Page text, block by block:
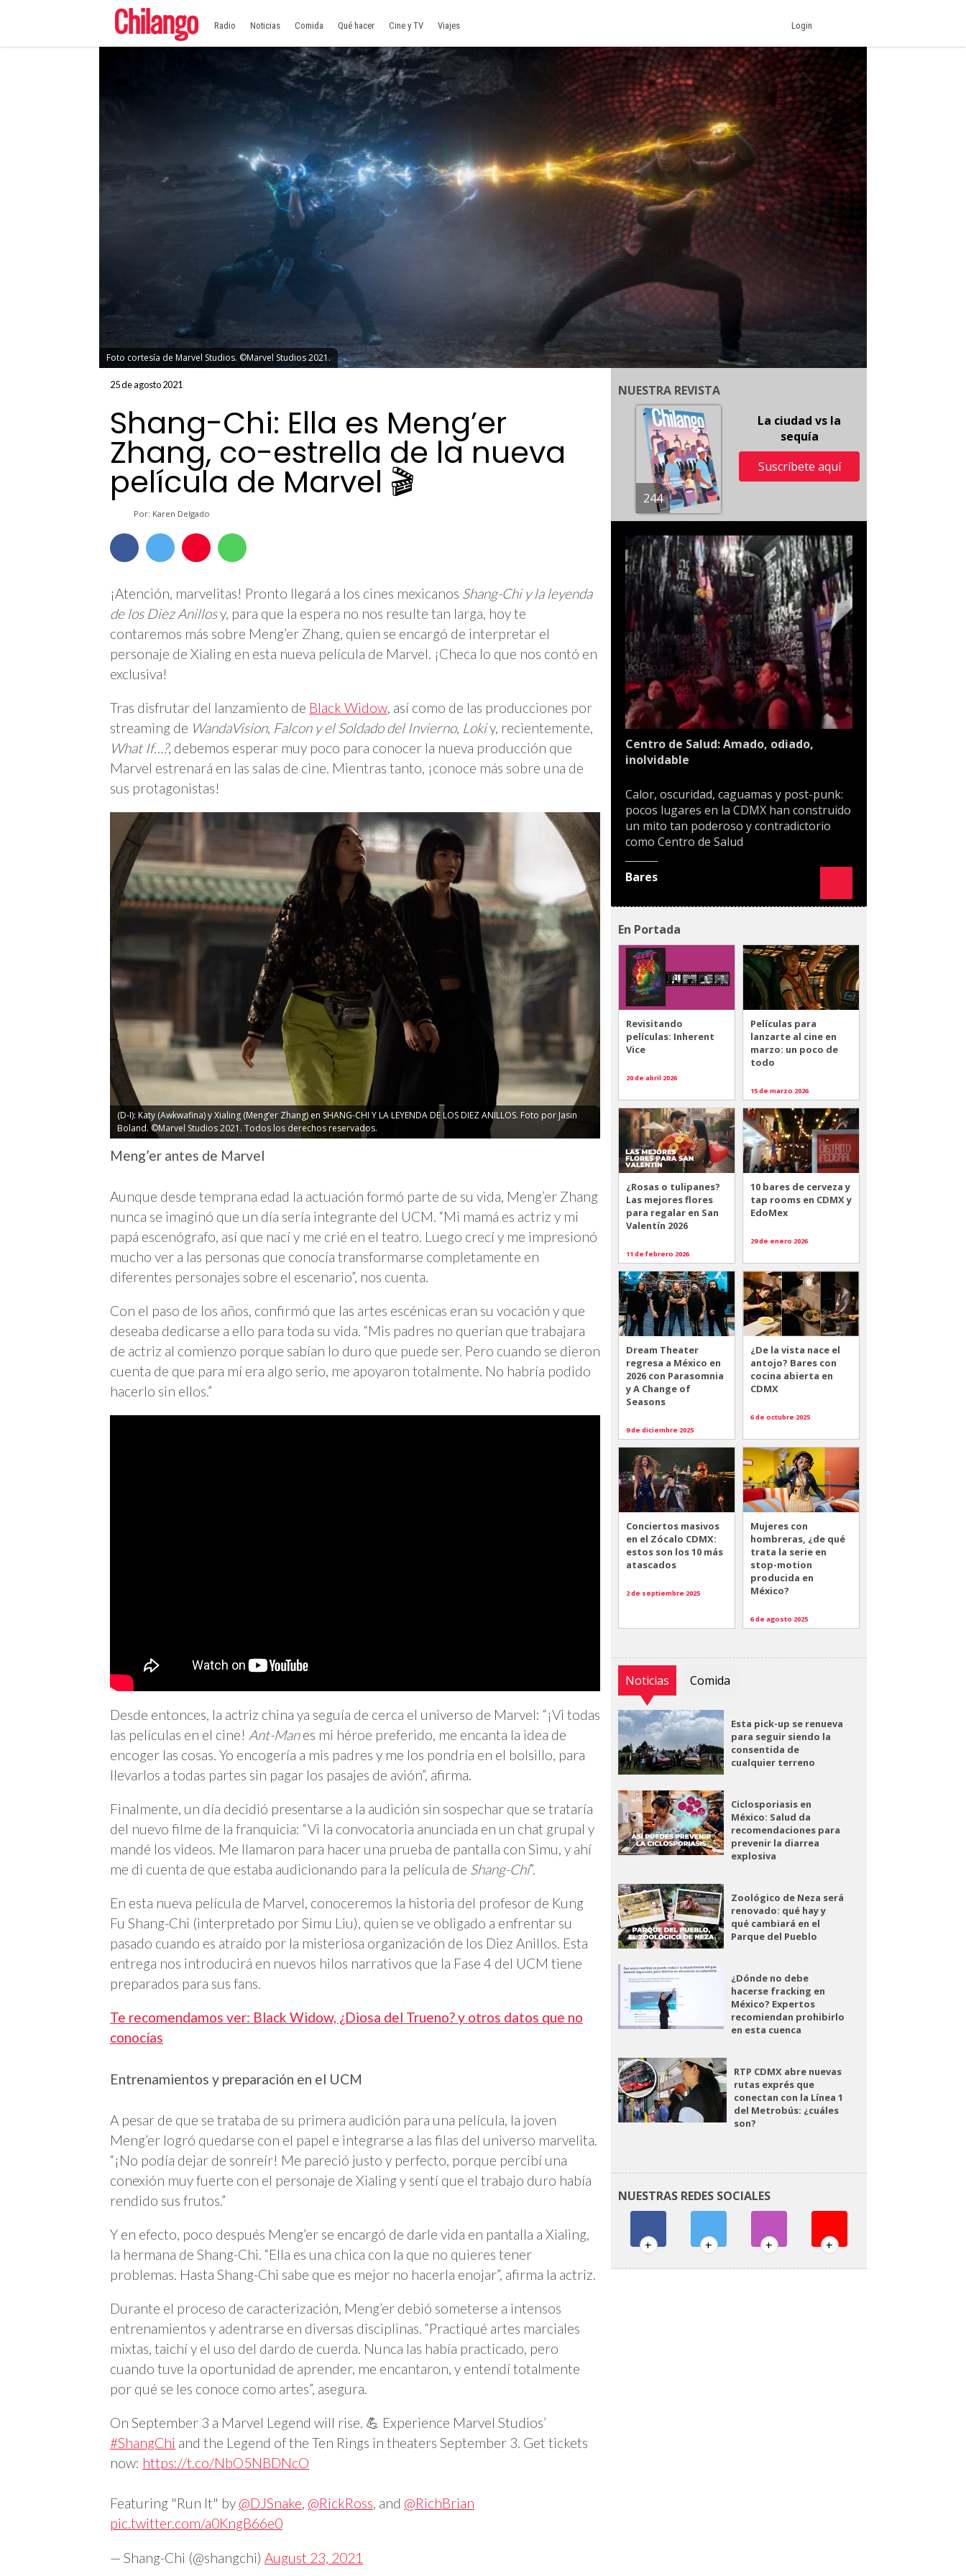
Radio Noticias Comida Qué hacer Cine y TV Viajes Login
Foto cortesía de Marvel Studios. ©Marvel Studios 2021.
25 de agosto 2021
Shang-Chi: Ella es Meng’er
Zhang, co-estrella de la nueva
película de Marvel 🎬
Por: Karen Delgado
¡Atención, marvelitas! Pronto llegará a los cines mexicanos Shang-Chi y la leyenda
de los Diez Anillosy, para que la espera no nos resulte tan larga, hoy te
contaremos más sobre Meng’er Zhang, quien se encargó de interpretar el
personaje de Xialing en esta nueva película de Marvel. ¡Checa lo que nos contó en
exclusiva!
Tras disfrutar del lanzamiento de Black Widow, así como de las producciones por
streaming de WandaVision, Falcon y el Soldado del Invierno, Lokiy, recientemente,
What If…?, debemos esperar muy poco para conocer la nueva producción que
Marvel estrenará en las salas de cine. Mientras tanto, ¡conoce más sobre una de
sus protagonistas!
(D-I): Katy (Awkwafina) y Xialing (Meng’er Zhang) en SHANG-CHI Y LA LEYENDA DE LOS DIEZ ANILLOS. Foto por Jasin
Boland. ©Marvel Studios 2021. Todos los derechos reservados.
Meng’er antes de Marvel
Aunque desde temprana edad la actuación formó parte de su vida, Meng’er Zhang
nunca se imaginó que un día sería integrante del UCM. “Mi mamá es actriz y mi
papá escenógrafo, así que nací y me crié en el teatro. Luego crecí y me impresionó
mucho ver a las personas que conocía transformarse completamente en
diferentes personajes sobre el escenario”, nos cuenta.
Con el paso de los años, confirmó que las artes escénicas eran su vocación y que
deseaba dedicarse a ello para toda su vida. “Mis padres no querían que trabajara
de actriz al comienzo porque sabían lo duro que puede ser. Pero cuando se dieron
cuenta de que para mí era algo serio, me apoyaron totalmente. No habría podido
hacerlo sin ellos.”
Desde entonces, la actriz china ya seguía de cerca el universo de Marvel: “¡Vi todas
las películas en el cine! Ant-Manes mi héroe preferido, me encanta la idea de
encoger las cosas. Yo encogería a mis padres y me los pondría en el bolsillo, para
llevarlos a todas partes sin pagar los pasajes de avión”, afirma.
Finalmente, un día decidió presentarse a la audición sin sospechar que se trataría
del nuevo filme de la franquicia: “Vi la convocatoria anunciada en un chat grupal y
mandé los videos. Me llamaron para hacer una prueba de pantalla con Simu, y ahí
me di cuenta de que estaba audicionando para la película de Shang-Chi”.
En esta nueva película de Marvel, conoceremos la historia del profesor de Kung
Fu Shang-Chi (interpretado por Simu Liu), quien se ve obligado a enfrentar su
pasado cuando es atraído por la misteriosa organización de los Diez Anillos. Esta
entrega nos introducirá en nuevos hilos narrativos que la Fase 4 del UCM tiene
preparados para sus fans.
Te recomendamos ver: Black Widow, ¿Diosa del Trueno? y otros datos que no
conocías
Entrenamientos y preparación en el UCM
A pesar de que se trataba de su primera audición para una película, la joven
Meng’er logró quedarse con el papel e integrarse a las filas del universo marvelita.
“¡No podía dejar de sonreír! Me pareció justo y perfecto, porque percibí una
conexión muy fuerte con el personaje de Xialing y sentí que el trabajo duro había
rendido sus frutos.”
Y en efecto, poco después Meng’er se encargó de darle vida en pantalla a Xialing,
la hermana de Shang-Chi. “Ella es una chica con la que no quieres tener
problemas. Hasta Shang-Chi sabe que es mejor no hacerla enojar”, afirma la actriz.
Durante el proceso de caracterización, Meng’er debió someterse a intensos
entrenamientos y adentrarse en diversas disciplinas. “Practiqué artes marciales
mixtas, taichí y el uso del dardo de cuerda. Nunca las había practicado, pero
cuando tuve la oportunidad de aprender, me encantaron, y entendí totalmente
por qué se les conoce como artes”, asegura.
On September 3 a Marvel Legend will rise. 💪 Experience Marvel Studios’
#ShangChi and the Legend of the Ten Rings in theaters September 3. Get tickets
now: https://t.co/NbO5NBDNcO
Featuring "Run It" by @DJSnake, @RickRoss, and @RichBrian
pic.twitter.com/a0KngB66e0
— Shang-Chi (@shangchi) August 23, 2021
NUESTRA REVISTA
244
La ciudad vs la
sequía
Suscríbete aquí
Centro de Salud: Amado, odiado,
inolvidable
Calor, oscuridad, caguamas y post-punk:
pocos lugares en la CDMX han construido
un mito tan poderoso y contradictorio
como Centro de Salud
Bares
En Portada
Revisitando
películas: Inherent
Vice
20 de abril 2026
Películas para
lanzarte al cine en
marzo: un poco de
todo
15 de marzo 2026
¿Rosas o tulipanes?
Las mejores flores
para regalar en San
Valentín 2026
11 de febrero 2026
10 bares de cerveza y
tap rooms en CDMX y
EdoMex
29 de enero 2026
Dream Theater
regresa a México en
2026 con Parasomnia
y A Change of
Seasons
9 de diciembre 2025
¿De la vista nace el
antojo? Bares con
cocina abierta en
CDMX
6 de octubre 2025
Conciertos masivos
en el Zócalo CDMX:
estos son los 10 más
atascados
2 de septiembre 2025
Mujeres con
hombreras, ¿de qué
trata la serie en
stop-motion
producida en
México?
6 de agosto 2025
Noticias Comida
Esta pick-up se renueva
para seguir siendo la
consentida de
cualquier terreno
Ciclosporiasis en
México: Salud da
recomendaciones para
prevenir la diarrea
explosiva
Zoológico de Neza será
renovado: qué hay y
qué cambiará en el
Parque del Pueblo
¿Dónde no debe
hacerse fracking en
México? Expertos
recomiendan prohibirlo
en esta cuenca
RTP CDMX abre nuevas
rutas exprés que
conectan con la Línea 1
del Metrobús: ¿cuáles
son?
NUESTRAS REDES SOCIALES
+ + + +